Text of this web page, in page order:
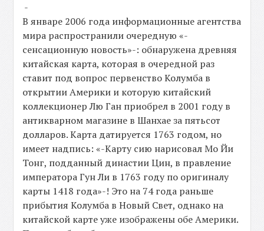
-
В январе 2006 года информационные агентства
мира распространили очередную «-
сенсационную новость»-: обнаружена древняя
китайская карта, которая в очередной раз
ставит под вопрос первенство Колумба в
открытии Америки и которую китайский
коллекционер Лю Ган приобрел в 2001 году в
антикварном магазине в Шанхае за пятьсот
долларов. Карта датируется 1763 годом, но
имеет надпись: «-Карту сию нарисовал Мо Йи
Тонг, подданный династии Цин, в правление
императора Гун Ли в 1763 году по оригиналу
карты 1418 года»-! Это на 74 года раньше
прибытия Колумба в Новый Свет, однако на
китайской карте уже изображены обе Америки.